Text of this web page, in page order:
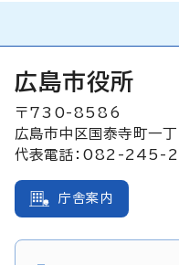
広島市役所
〒730-8586
広島市中区国泰寺町一
代表電話：082-245-
庁舎案内